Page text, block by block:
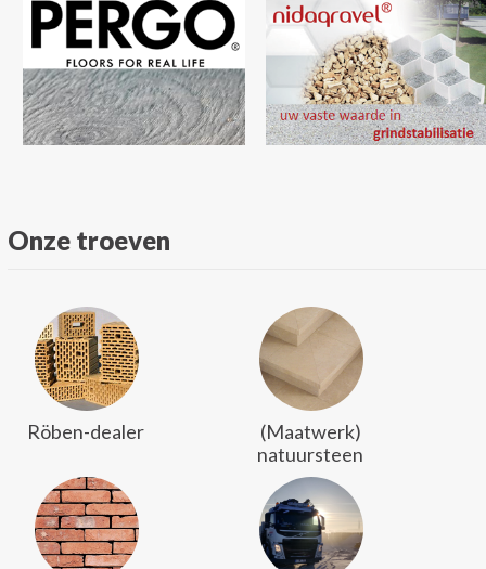
Onze troeven
Röben-dealer
(Maatwerk)
natuursteen